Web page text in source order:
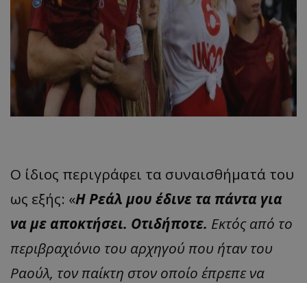
Ο ίδιος περιγράφει τα συναισθήματά του
ως εξής: «Η Ρεάλ μου έδινε τα πάντα για
να με αποκτήσει. Οτιδήποτε. Εκτός από το
περιβραχιόνιο του αρχηγού που ήταν του
Ραούλ, τον παίκτη στον οποίο έπρεπε να